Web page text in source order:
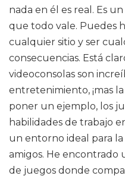
nada en él es real. Es
que todo vale. Puedes
cualquier sitio y ser
consecuencias. Está
videoconsolas son
entretenimiento, ¡mas
poner un ejemplo, los
habilidades de trabajo
un entorno ideal para
amigos. He encontrado
de juegos donde